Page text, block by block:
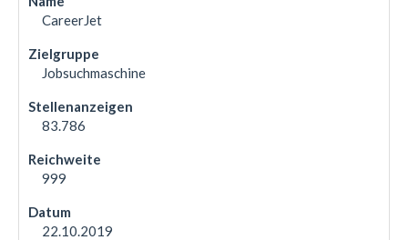
CareerJet
Jobsuchmaschine
83.786
999
22.10.2019